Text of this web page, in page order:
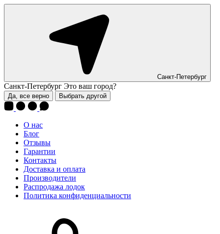
Санкт-Петербург
Санкт-Петербург Это ваш город?
Да, все верно Выбрать другой
О нас
Блог
Отзывы
Гарантии
Контакты
Доставка и оплата
Производители
Распродажа лодок
Политика конфиденциальности